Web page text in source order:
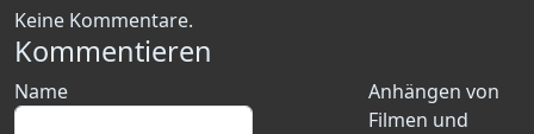
Keine Kommentare.
Kommentieren
Anhängen von
Filmen und
Name